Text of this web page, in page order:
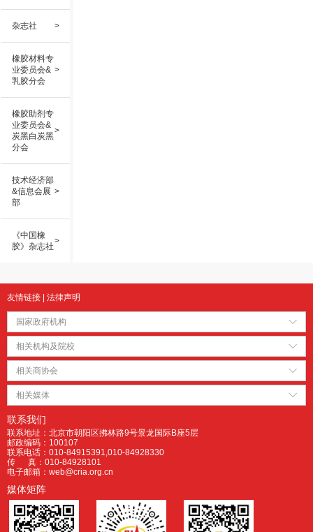
杂志社 >
橡胶材料专
业委员会&
乳胶分会
>
橡胶助剂专
业委员会&
炭黑白炭黑
分会
>
技术经济部
&信息会展
部
>
《中国橡
胶》杂志社
>
友情链接 法律声明
国家政府机构
相关机构及院校
相关商协会
相关媒体
联系我们
联系地址：北京市朝阳区拂林路9号景龙国际B座5层
邮政编码：100107
联系电话：010-84915391,010-84928330
传 真：010-84928101
电子邮箱：web@cria.org.cn
媒体矩阵